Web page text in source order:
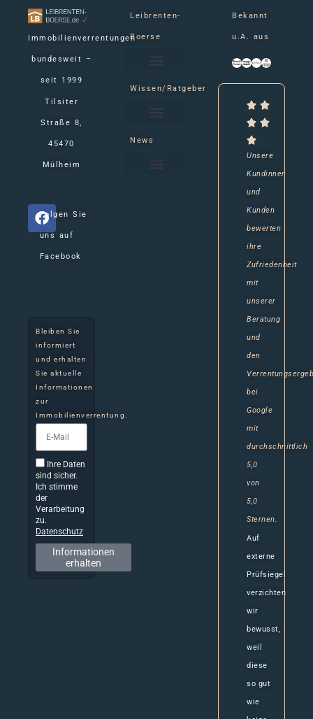
Immobilienverrentungen
bundesweit –
seit 1999
Tilsiter
Straße 8,
45470
Mülheim
Folgen Sie
uns auf
Facebook
Bleiben Sie
informiert
und erhalten
Sie aktuelle
Informationen
zur
Immobilienverrentung.
Ihre Daten
sind sicher.
Ich stimme
der
Verarbeitung
zu.
Datenschutz
Informationen
erhalten
Leibrenten-
Boerse
Wissen/Ratgeber
News
Bekannt
u.A. aus
Unsere
Kundinnen
und
Kunden
bewerten
ihre
Zufriedenheit
mit
unserer
Beratung
und
den
bei
Google
mit
durchschnittlich
5,0
von
5,0
Sternen.
Auf
externe
Prüfsiegel
verzichten
wir
bewusst,
weil
diese
so gut
wie